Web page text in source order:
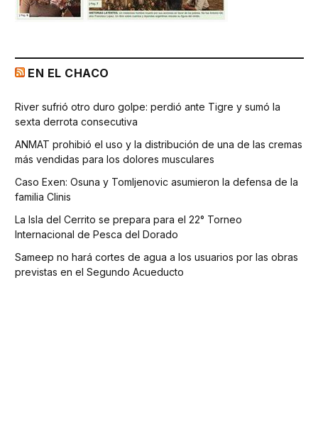
EN EL CHACO
River sufrió otro duro golpe: perdió ante Tigre y sumó la
sexta derrota consecutiva
ANMAT prohibió el uso y la distribución de una de las cremas
más vendidas para los dolores musculares
Caso Exen: Osuna y Tomljenovic asumieron la defensa de la
familia Clinis
La Isla del Cerrito se prepara para el 22° Torneo
Internacional de Pesca del Dorado
Sameep no hará cortes de agua a los usuarios por las obras
previstas en el Segundo Acueducto